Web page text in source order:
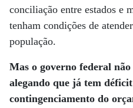
conciliação entre estados e
tenham condições de
população.
Mas o governo federal
alegando que já tem
contingenciamento do